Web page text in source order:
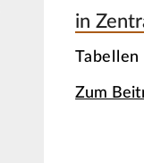
in
Zum